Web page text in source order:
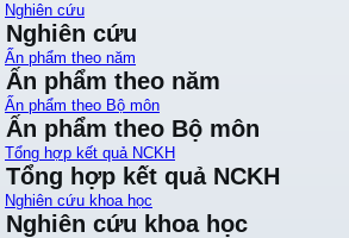
Nghiên cứu
Nghiên cứu
Ấn phẩm theo năm
Ấn phẩm theo năm
Ấn phẩm theo Bộ môn
Ấn phẩm theo Bộ môn
Tổng hợp kết quả NCKH
Tổng hợp kết quả NCKH
Nghiên cứu khoa học
Nghiên cứu khoa học